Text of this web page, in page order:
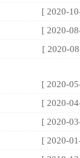
[ 2020-
[ 2020-
[ 2020-
[ 2020-
[ 2020-
[ 2020-
[ 2020-